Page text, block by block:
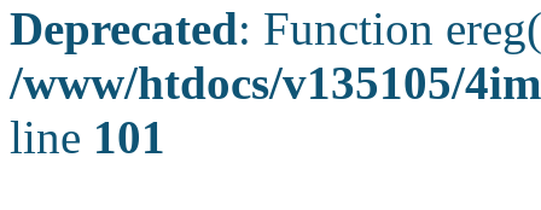
Deprecated: Function
/www/htdocs/v135105/
line 101